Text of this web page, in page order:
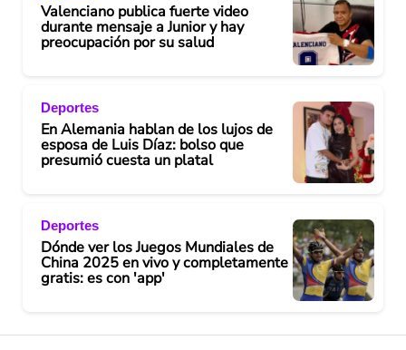
Valenciano publica fuerte video
durante mensaje a Junior y hay
preocupación por su salud
Deportes
En Alemania hablan de los lujos de
esposa de Luis Díaz: bolso que
presumió cuesta un platal
Deportes
Dónde ver los Juegos Mundiales de
China 2025 en vivo y completamente
gratis: es con 'app'